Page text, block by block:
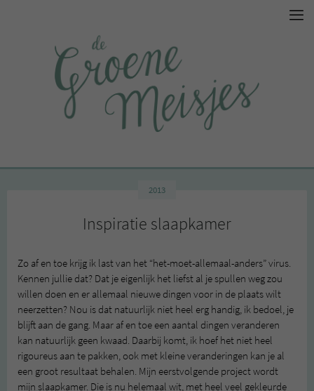
2013
Inspiratie slaapkamer
Zo af en toe krijg ik last van het “het-moet-allemaal-anders” virus.
Kennen jullie dat? Dat je eigenlijk het liefst al je spullen weg zou
willen doen en er allemaal nieuwe dingen voor in de plaats wilt
neerzetten? Nou is dat natuurlijk niet heel erg handig, ik bedoel, je
blijft aan de gang. Maar af en toe een aantal dingen veranderen
kan natuurlijk geen kwaad. Daarbij komt, ik hoef het niet heel
rigoureus aan te pakken, ook met kleine veranderingen kan je al
een groot resultaat behalen. Mijn eerstvolgende project wordt
mijn slaapkamer. Die is nu helemaal wit, met heel veel gekleurde